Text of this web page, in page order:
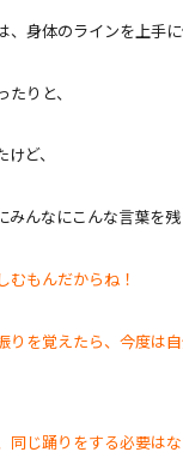
、身体のラインを上手に
りと、
ど、
んなにこんな言葉を残
むもんだからね！
りを覚えたら、今度は
じ踊りをする必要はな